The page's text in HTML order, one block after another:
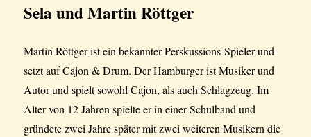
Sela und Martin Röttger
Martin Röttger ist ein bekannter Perskussions-Spieler und
setzt auf Cajon & Drum. Der Hamburger ist Musiker und
Autor und spielt sowohl Cajon, als auch Schlagzeug. Im
Alter von 12 Jahren spielte er in einer Schulband und
gründete zwei Jahre später mit zwei weiteren Musikern die